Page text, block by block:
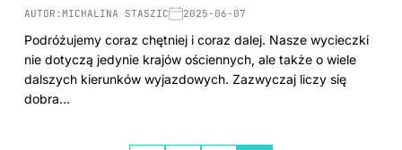
AUTOR: MICHALINA STASZIC 2025-06-07
Podróżujemy coraz chętniej i coraz dalej. Nasze wycieczki
nie dotyczą jedynie krajów ościennych, ale także o wiele
dalszych kierunków wyjazdowych. Zazwyczaj liczy się
dobra…